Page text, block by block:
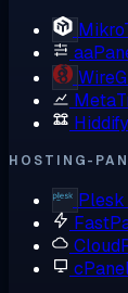
HOSTING-
Plesk